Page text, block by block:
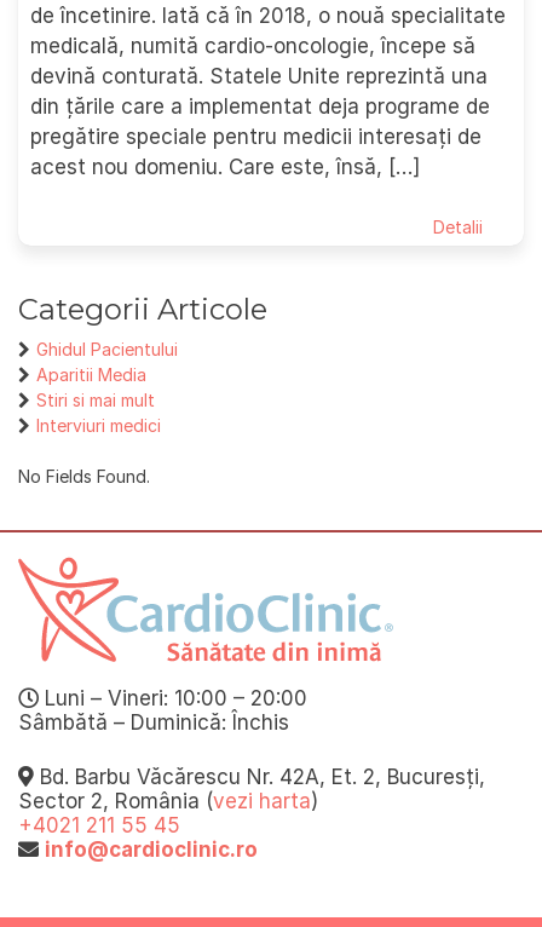
de încetinire. Iată că în 2018, o nouă specialitate
medicală, numită cardio-oncologie, începe să
devină conturată. Statele Unite reprezintă una
din țările care a implementat deja programe de
pregătire speciale pentru medicii interesați de
acest nou domeniu. Care este, însă, […]
Detalii
Categorii Articole
Ghidul Pacientului
Aparitii Media
Stiri si mai mult
Interviuri medici
No Fields Found.
Luni – Vineri: 10:00 – 20:00
Sâmbătă – Duminică: Închis
Bd. Barbu Văcărescu Nr. 42A, Et. 2, Bucuresți,
Sector 2, România (vezi harta)
+4021 211 55 45
info@cardioclinic.ro